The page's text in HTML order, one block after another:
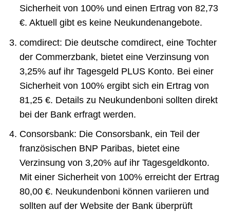
Sicherheit von 100% und einen Ertrag von 82,73
€. Aktuell gibt es keine Neukundenangebote.
comdirect: Die deutsche comdirect, eine Tochter
der Commerzbank, bietet eine Verzinsung von
3,25% auf ihr Tagesgeld PLUS Konto. Bei einer
Sicherheit von 100% ergibt sich ein Ertrag von
81,25 €. Details zu Neukundenboni sollten direkt
bei der Bank erfragt werden.
Consorsbank: Die Consorsbank, ein Teil der
französischen BNP Paribas, bietet eine
Verzinsung von 3,20% auf ihr Tagesgeldkonto.
Mit einer Sicherheit von 100% erreicht der Ertrag
80,00 €. Neukundenboni können variieren und
sollten auf der Website der Bank überprüft